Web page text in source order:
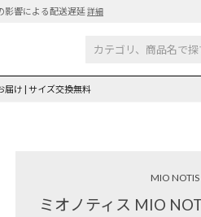
影響による配送遅延詳細
届け | サイズ交換無料
MIO NOTIS
ミオノティス MIO